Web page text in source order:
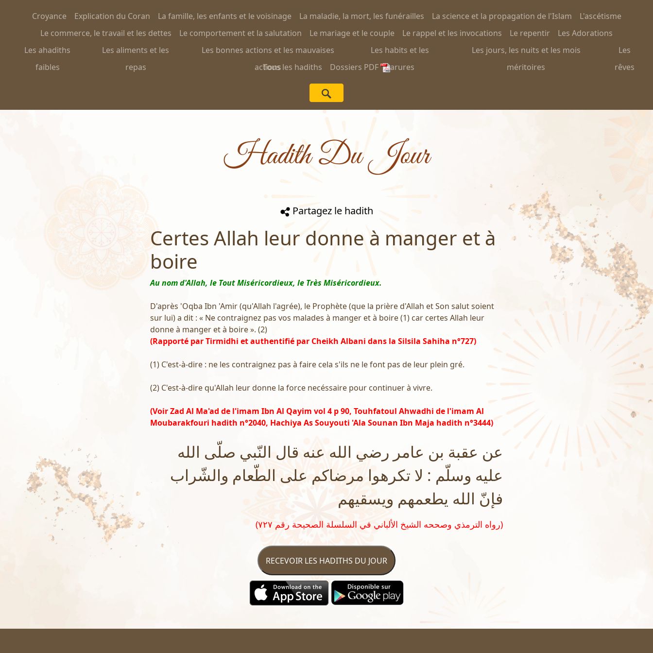
Croyance Explication du Coran La famille, les enfants et le voisinage La maladie, la mort, les funérailles La science et la propagation de l'Islam
L'ascétisme
Le commerce, le travail et les dettes
Le comportement et la salutation Le mariage et le couple Le rappel et les invocations Le repentir
Les Adorations
Les ahadiths
faibles
Les aliments et les
repas
Les bonnes actions et les mauvaises
actions
Les habits et les
parures
Les jours, les nuits et les mois
méritoires
Les
rêves
Tous les hadiths Dossiers PDF
Hadith Du Jour
Partagez le hadith
Certes Allah leur donne à manger et à
boire
Au nom d'Allah, le Tout Miséricordieux, le Très Miséricordieux.
D'après 'Oqba Ibn 'Amir (qu'Allah l'agrée), le Prophète (que la prière d'Allah et Son salut soient
sur lui) a dit : « Ne contraignez pas vos malades à manger et à boire (1) car certes Allah leur
donne à manger et à boire ». (2)
(Rapporté par Tirmidhi et authentifié par Cheikh Albani dans la Silsila Sahiha n°727)
(1) C'est-à-dire : ne les contraignez pas à faire cela s'ils ne le font pas de leur plein gré.
(2) C'est-à-dire qu'Allah leur donne la force necéssaire pour continuer à vivre.
(Voir Zad Al Ma'ad de l'imam Ibn Al Qayim vol 4 p 90, Touhfatoul Ahwadhi de l'imam Al
Moubarakfouri hadith n°2040, Hachiya As Souyouti 'Ala Sounan Ibn Maja hadith n°3444)
عن عقبة بن عامر رضي الله عنه قال النّبي صلّى الله
عليه وسلّم : لا تكرهوا مرضاكم على الطّعام والشّراب
فإنّ الله يطعمهم ويسقيهم
(رواه الترمذي وصححه الشيخ الألباني في السلسلة الصحيحة رقم ٧٢٧)
RECEVOIR LES HADITHS DU JOUR